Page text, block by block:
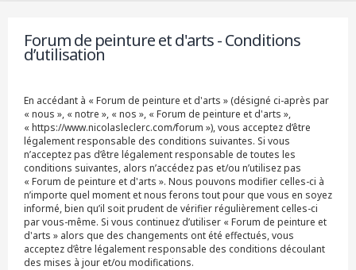
Forum de peinture et d'arts - Conditions
d’utilisation
En accédant à « Forum de peinture et d'arts » (désigné ci-après par
« nous », « notre », « nos », « Forum de peinture et d'arts »,
« https://www.nicolasleclerc.com/forum »), vous acceptez d’être
légalement responsable des conditions suivantes. Si vous
n’acceptez pas d’être légalement responsable de toutes les
conditions suivantes, alors n’accédez pas et/ou n’utilisez pas
« Forum de peinture et d'arts ». Nous pouvons modifier celles-ci à
n’importe quel moment et nous ferons tout pour que vous en soyez
informé, bien qu’il soit prudent de vérifier régulièrement celles-ci
par vous-même. Si vous continuez d’utiliser « Forum de peinture et
d'arts » alors que des changements ont été effectués, vous
acceptez d’être légalement responsable des conditions découlant
des mises à jour et/ou modifications.